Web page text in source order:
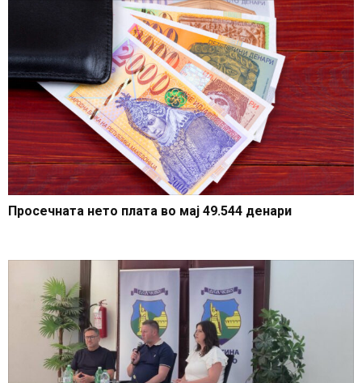
Просечната нето плата во мај 49.544 денари